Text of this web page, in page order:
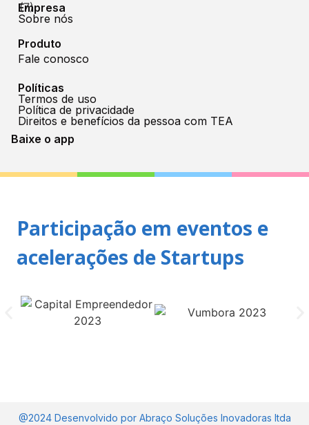
Empresa
Sobre nós
Produto
Fale conosco
Políticas
Termos de uso
Política de privacidade
Direitos e benefícios da pessoa com TEA
Baixe o app
Participação em eventos e
acelerações de Startups
@2024 Desenvolvido por Abraço Soluções Inovadoras ltda